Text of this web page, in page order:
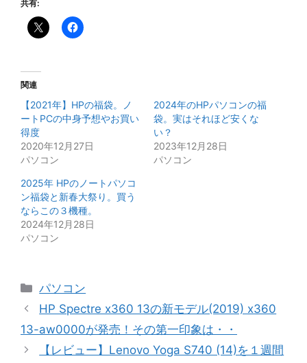
共有:
関連
【2021年】HPの福袋。ノ
ートPCの中身予想やお買い
得度
2020年12月27日
パソコン
2024年のHPパソコンの福
袋。実はそれほど安くな
い？
2023年12月28日
パソコン
2025年 HPのノートパソコ
ン福袋と新春大祭り。買う
ならこの３機種。
2024年12月28日
パソコン
カ
テ
リ
ー
パソコン
HP Spectre x360 13の新モデル(2019) x360
13-aw0000が発売！その第一印象は・・
【レビュー】Lenovo Yoga S740 (14)を１週間